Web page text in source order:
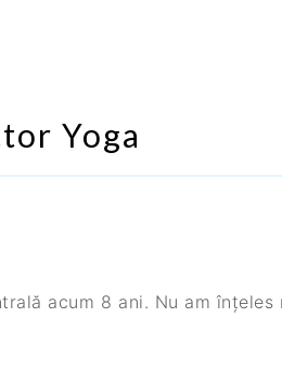
Yoga
acum 8 ani. Nu am